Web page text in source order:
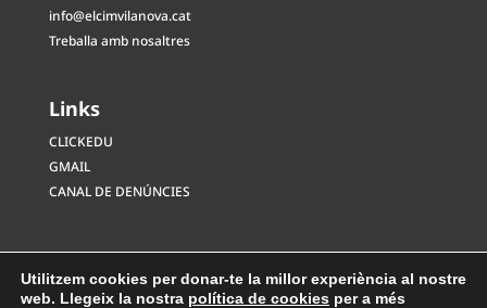
info@elcimvilanova.cat
Treballa amb nosaltres
Links
CLICKEDU
GMAIL
CANAL DE DENÚNCIES
Utilitzem cookies per donar-te la millor experiència al nostre
web. Llegeix la nostra política de cookies per a més